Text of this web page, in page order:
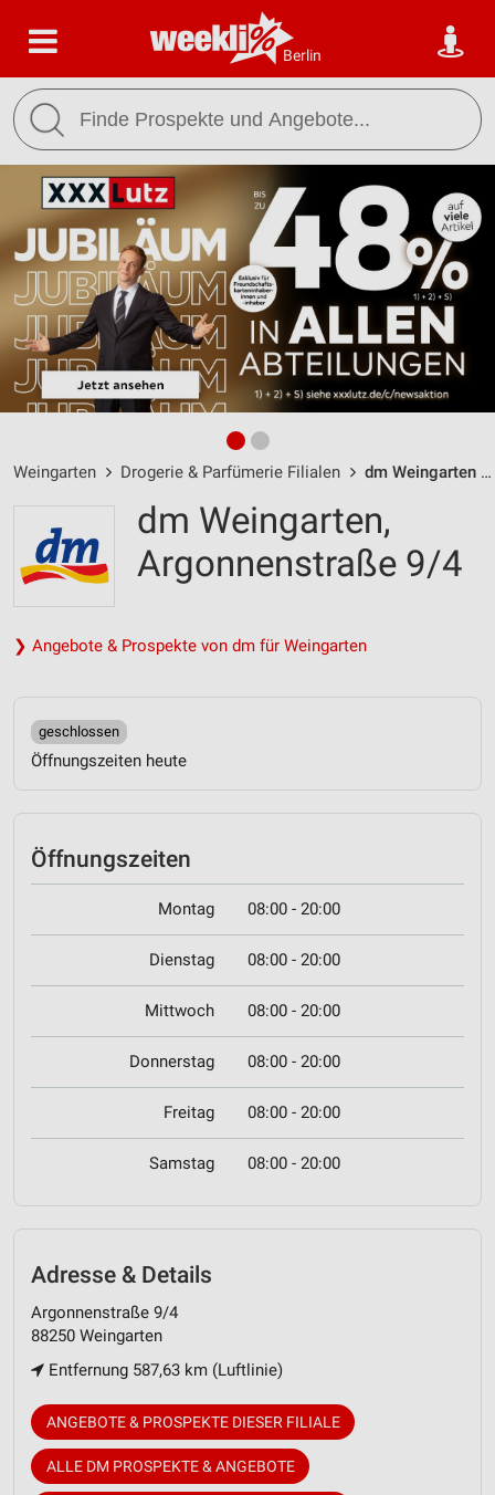
Berlin
Weingarten Drogerie & Parfümerie Filialen dm Weingarten / Argonnenstraße 9/4 - Öffnungszeiten & Adresse
dm Weingarten,
Argonnenstraße 9/4
❯ Angebote & Prospekte von dm für Weingarten
geschlossen
Öffnungszeiten heute
Öffnungszeiten
Montag 08:00 - 20:00
Dienstag 08:00 - 20:00
Mittwoch 08:00 - 20:00
Donnerstag 08:00 - 20:00
Freitag 08:00 - 20:00
Samstag 08:00 - 20:00
Adresse & Details
Argonnenstraße 9/4
88250 Weingarten
Entfernung 587,63 km (Luftlinie)
ANGEBOTE & PROSPEKTE DIESER FILIALE
ALLE DM PROSPEKTE & ANGEBOTE